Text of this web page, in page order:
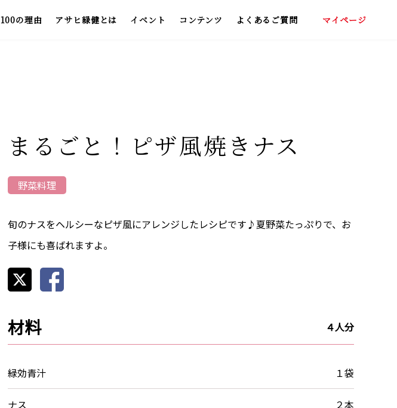
100の理由 アサヒ緑健とは イベント コンテンツ よくあるご質問 マイページ
まるごと！ピザ風焼きナス
野菜料理
旬のナスをヘルシーなピザ風にアレンジしたレシピです♪夏野菜たっぷりで、お
子様にも喜ばれますよ。
材料 ４人分
緑効青汁 １袋
ナス ２本